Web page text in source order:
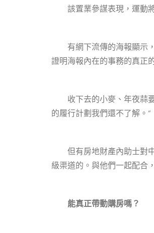
該置業參謀表現，運動將
有網下流傳的海報顯示，
證明海報內在的事務的真正
收下去的小麥、年夜蒜
的履行計劃我們還不了解。“
但有房地財產內助士對中
級渠道的。與他們一起配合
能真正帶動購房嗎？